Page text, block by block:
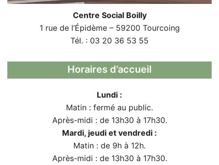
Centre Social Boilly
1 rue de l’Épidème – 59200 Tourcoing
Tél. : 03 20 36 53 55
Horaires d’accueil
Lundi :
Matin : fermé au public.
Après-midi : de 13h30 à 17h30.
Mardi, jeudi et vendredi :
Matin : de 9h à 12h.
Après-midi : de 13h30 à 17h30.